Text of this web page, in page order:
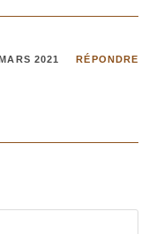
2021 RÉPONDRE